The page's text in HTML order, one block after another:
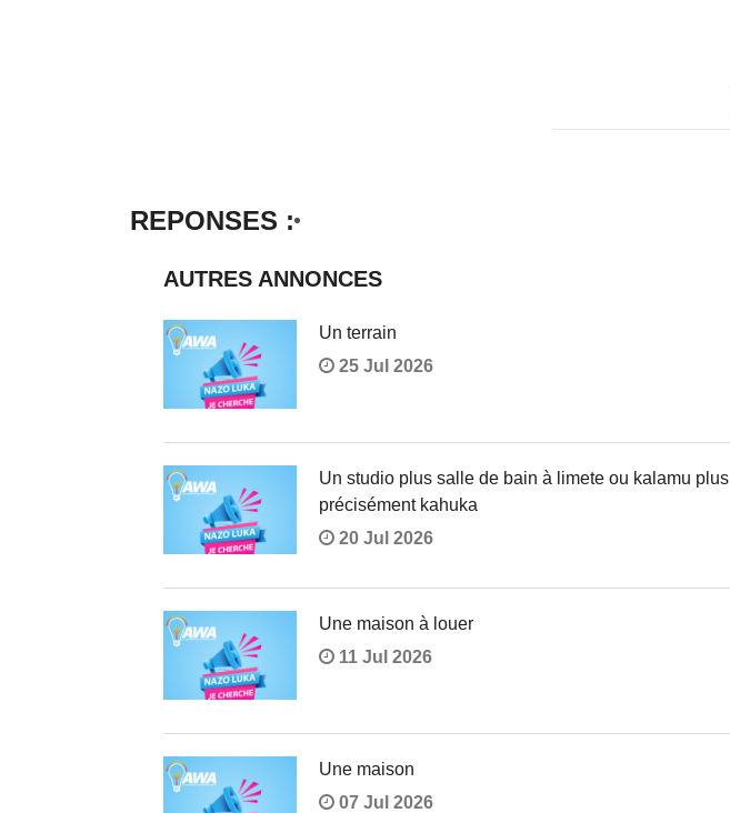
REPONSES :
AUTRES ANNONCES
Un terrain
25 Jul 2026
Un studio plus salle de bain à limete ou kalamu plus
précisément kahuka
20 Jul 2026
Une maison à louer
11 Jul 2026
Une maison
07 Jul 2026